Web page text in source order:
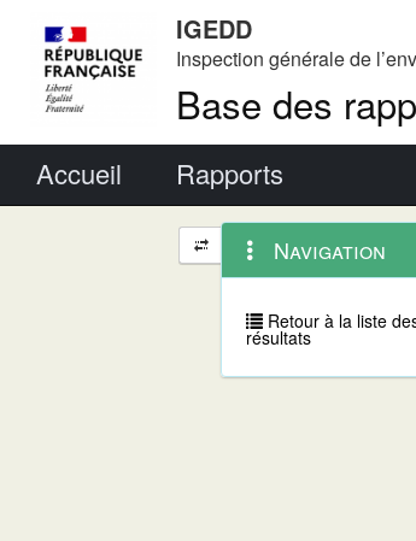
IGEDD
Inspection générale de
Base des
Accueil Rapports
Navigation
et
outils
annexes
contextuel
Navigation
Retour à la liste
résultats